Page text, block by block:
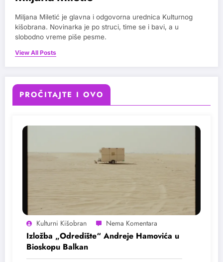
Miljana Miletić je glavna i odgovorna urednica Kulturnog
kišobrana. Novinarka je po struci, time se i bavi, a u
slobodno vreme piše pesme.
View All Posts
PROČITAJTE I OVO
Kulturni Kišobran
Izložba „Odredište“ Andreje Hamovića u
Bioskopu Balkan